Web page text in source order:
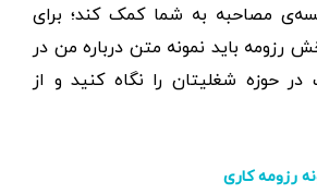
مصاحبه به شما کمک کند؛ برای
رزومه باید نمونه متن درباره من در
در حوزه شغلیتان را نگاه کنید و از
رزومه کاری